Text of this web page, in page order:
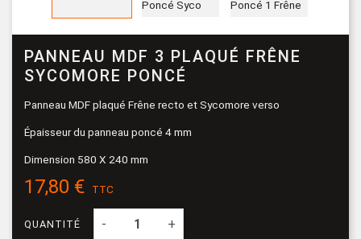
PANNEAU MDF 3 PLAQUÉ FRÊNE
SYCOMORE PONCÉ
Panneau MDF plaqué Frêne recto et Sycomore verso
Épaisseur du panneau poncé 4 mm
Dimension 580 X 240 mm
17,80 € TTC
QUANTITÉ - +